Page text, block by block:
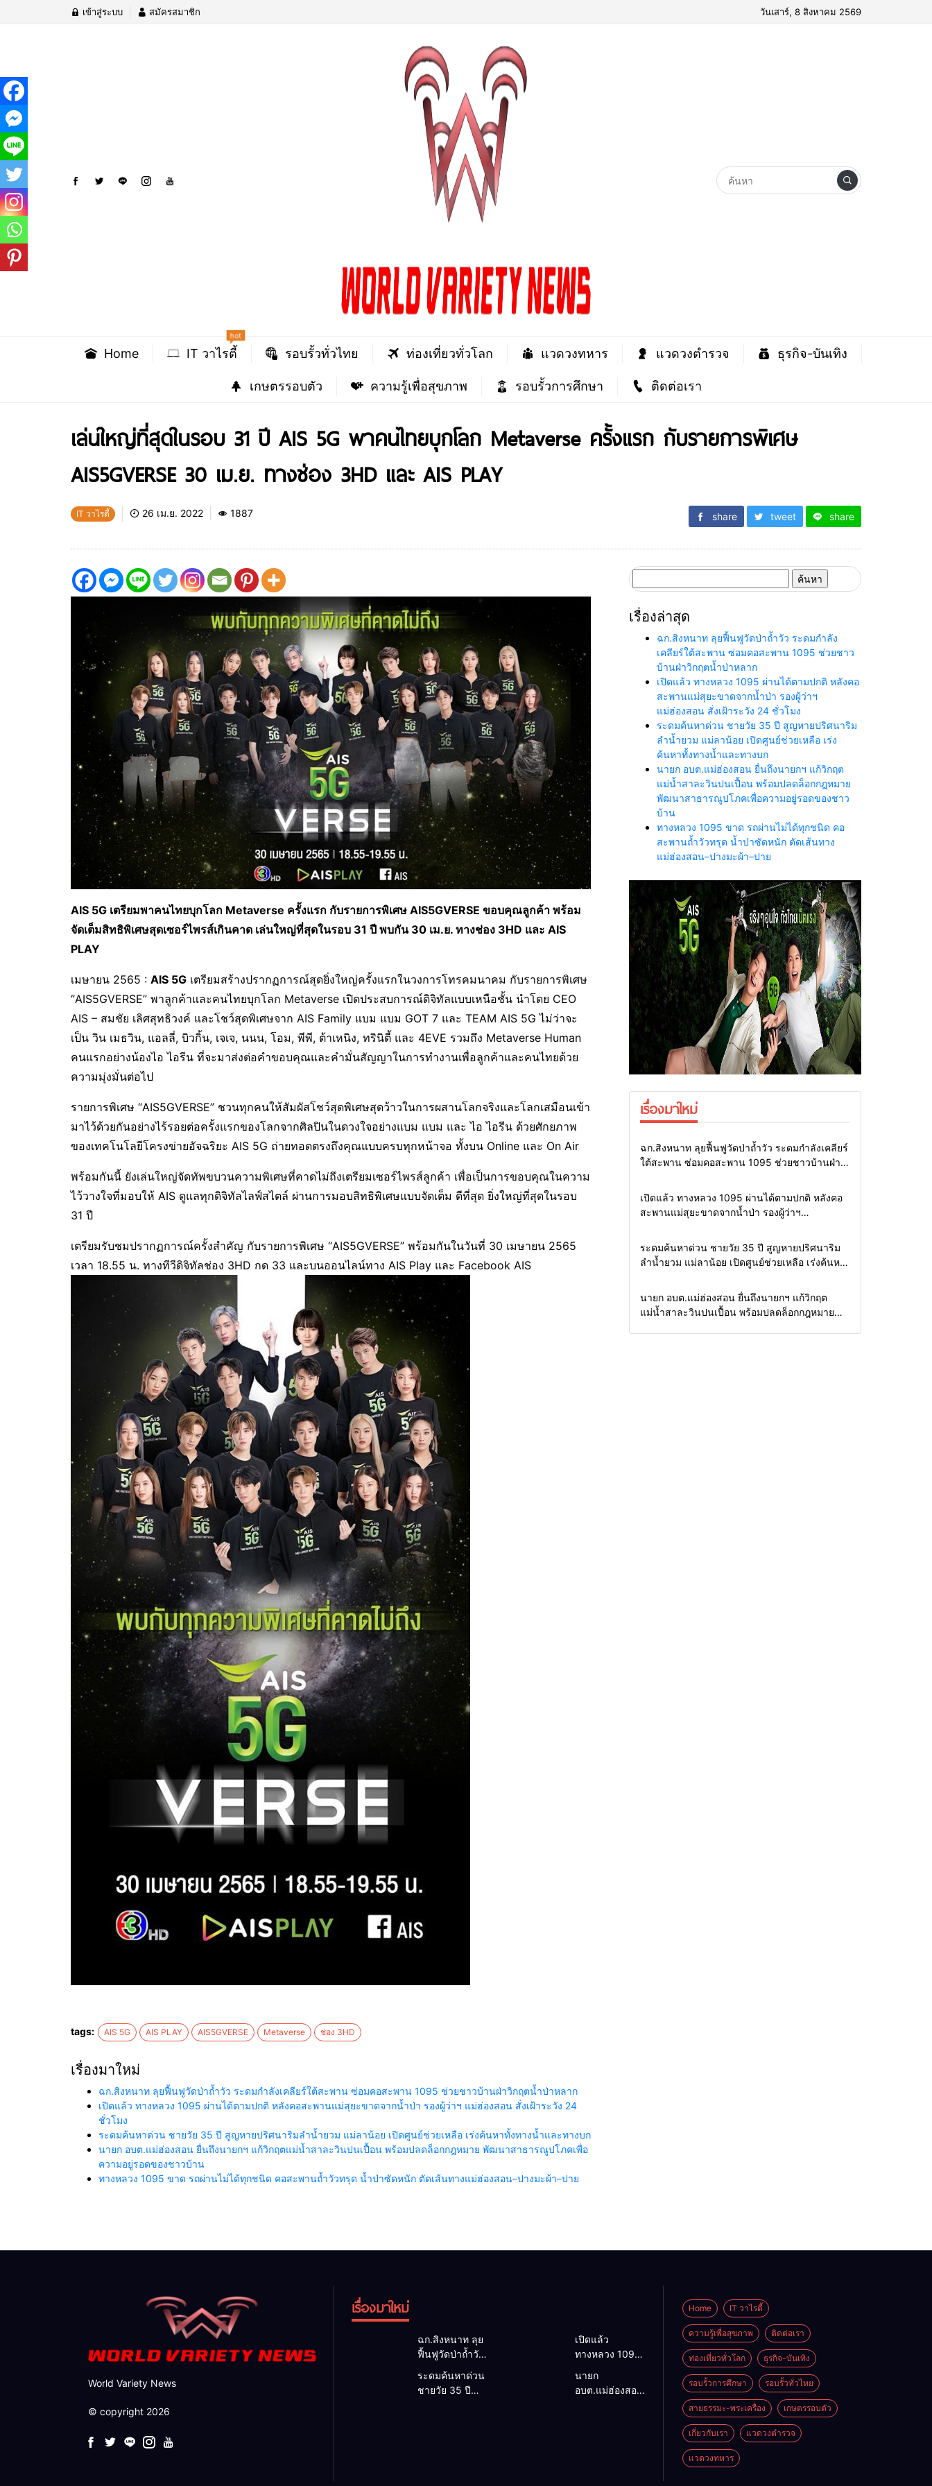
เข้าสู่ระบบ สมัครสมาชิก วันเสาร์, 8 สิงหาคม 2569
Home IT วาไรตี้
hot
รอบรั้วทั่วไทย ท่องเที่ยวทั่วโลก แวดวงทหาร แวดวงตำรวจ ธุรกิจ-บันเทิง
เกษตรรอบตัว ความรู้เพื่อสุขภาพ รอบรั้วการศึกษา ติดต่อเรา
เล่นใหญ่ที่สุดในรอบ 31 ปี AIS 5G พาคนไทยบุกโลก Metaverse ครั้งแรก กับรายการพิเศษ
AIS5GVERSE 30 เม.ย. ทางช่อง 3HD และ AIS PLAY
IT วาไรตี้ 26 เม.ย. 2022 1887 share tweet share
AIS 5G เตรียมพาคนไทยบุกโลก Metaverse ครั้งแรก กับรายการพิเศษ AIS5GVERSE ขอบคุณลูกค้า พร้อม
จัดเต็มสิทธิพิเศษสุดเซอร์ไพรส์เกินคาด เล่นใหญ่ที่สุดในรอบ 31 ปี พบกัน 30 เม.ย. ทางช่อง 3HD และ AIS
PLAY
เมษายน 2565 : AIS 5G เตรียมสร้างปรากฏการณ์สุดยิ่งใหญ่ครั้งแรกในวงการโทรคมนาคม กับรายการพิเศษ
“AIS5GVERSE” พาลูกค้าและคนไทยบุกโลก Metaverse เปิดประสบการณ์ดิจิทัลแบบเหนือชั้น นำโดย CEO
AIS – สมชัย เลิศสุทธิวงค์ และโชว์สุดพิเศษจาก AIS Family แบม แบม GOT 7 และ TEAM AIS 5G ไม่ว่าจะ
เป็น วิน เมธวิน, แอลลี่, บิวกิ้น, เจเจ, นนน, โอม, พีพี, ต้าเหนิง, ทรินิตี้ และ 4EVE รวมถึง Metaverse Human
คนแรกอย่างน้องไอ ไอรีน ที่จะมาส่งต่อคำขอบคุณและคำมั่นสัญญาในการทำงานเพื่อลูกค้าและคนไทยด้วย
ความมุ่งมั่นต่อไป
รายการพิเศษ “AIS5GVERSE” ชวนทุกคนให้สัมผัสโชว์สุดพิเศษสุดว้าวในการผสานโลกจริงและโลกเสมือนเข้า
มาไว้ด้วยกันอย่างไร้รอยต่อครั้งแรกของโลกจากศิลปินในดวงใจอย่างแบม แบม และ ไอ ไอรีน ด้วยศักยภาพ
ของเทคโนโลยีโครงข่ายอัจฉริยะ AIS 5G ถ่ายทอดตรงถึงคุณแบบครบทุกหน้าจอ ทั้งบน Online และ On Air
พร้อมกันนี้ ยังเล่นใหญ่จัดทัพขบวนความพิเศษที่คาดไม่ถึงเตรียมเซอร์ไพรส์ลูกค้า เพื่อเป็นการขอบคุณในความ
ไว้วางใจที่มอบให้ AIS ดูแลทุกดิจิทัลไลฟ์สไตล์ ผ่านการมอบสิทธิพิเศษแบบจัดเต็ม ดีที่สุด ยิ่งใหญ่ที่สุดในรอบ
31 ปี
เตรียมรับชมปรากฏการณ์ครั้งสำคัญ กับรายการพิเศษ “AIS5GVERSE” พร้อมกันในวันที่ 30 เมษายน 2565
เวลา 18.55 น. ทางทีวีดิจิทัลช่อง 3HD กด 33 และบนออนไลน์ทาง AIS Play และ Facebook AIS
tags: AIS 5G AIS PLAY AIS5GVERSE Metaverse ช่อง 3HD
เรื่องมาใหม่
ฉก.สิงหนาท ลุยฟื้นฟูวัดป่าถ้ำวัว ระดมกำลังเคลียร์ใต้สะพาน ซ่อมคอสะพาน 1095 ช่วยชาวบ้านฝ่าวิกฤตน้ำป่าหลาก
เปิดแล้ว ทางหลวง 1095 ผ่านได้ตามปกติ หลังคอสะพานแม่สุยะขาดจากน้ำป่า รองผู้ว่าฯ แม่ฮ่องสอน สั่งเฝ้าระวัง 24
ชั่วโมง
ระดมค้นหาด่วน ชายวัย 35 ปี สูญหายปริศนาริมลำน้ำยวม แม่ลาน้อย เปิดศูนย์ช่วยเหลือ เร่งค้นหาทั้งทางน้ำและทางบก
นายก อบต.แม่ฮ่องสอน ยื่นถึงนายกฯ แก้วิกฤตแม่น้ำสาละวินปนเปื้อน พร้อมปลดล็อกกฎหมาย พัฒนาสาธารณูปโภคเพื่อ
ความอยู่รอดของชาวบ้าน
ทางหลวง 1095 ขาด รถผ่านไม่ได้ทุกชนิด คอสะพานถ้ำวัวทรุด น้ำป่าซัดหนัก ตัดเส้นทางแม่ฮ่องสอน–ปางมะผ้า–ปาย
สำหรับ:
เรื่องล่าสุด
ฉก.สิงหนาท ลุยฟื้นฟูวัดป่าถ้ำวัว ระดมกำลัง
เคลียร์ใต้สะพาน ซ่อมคอสะพาน 1095 ช่วยชาว
บ้านฝ่าวิกฤตน้ำป่าหลาก
เปิดแล้ว ทางหลวง 1095 ผ่านได้ตามปกติ หลังคอ
สะพานแม่สุยะขาดจากน้ำป่า รองผู้ว่าฯ
แม่ฮ่องสอน สั่งเฝ้าระวัง 24 ชั่วโมง
ระดมค้นหาด่วน ชายวัย 35 ปี สูญหายปริศนาริม
ลำน้ำยวม แม่ลาน้อย เปิดศูนย์ช่วยเหลือ เร่ง
ค้นหาทั้งทางน้ำและทางบก
นายก อบต.แม่ฮ่องสอน ยื่นถึงนายกฯ แก้วิกฤต
แม่น้ำสาละวินปนเปื้อน พร้อมปลดล็อกกฎหมาย
พัฒนาสาธารณูปโภคเพื่อความอยู่รอดของชาว
บ้าน
ทางหลวง 1095 ขาด รถผ่านไม่ได้ทุกชนิด คอ
สะพานถ้ำวัวทรุด น้ำป่าซัดหนัก ตัดเส้นทาง
แม่ฮ่องสอน–ปางมะผ้า–ปาย
เรื่องมาใหม่
Home แวดวงทหาร
ฉก.สิงหนาท ลุยฟื้นฟูวัดป่าถ้ำวัว ระดมกำลังเคลียร์
ใต้สะพาน ซ่อมคอสะพาน 1095 ช่วยชาวบ้านฝ่า
Home รอบรั้วทั่วไทย
เปิดแล้ว ทางหลวง 1095 ผ่านได้ตามปกติ หลังคอ
สะพานแม่สุยะขาดจากน้ำป่า รองผู้ว่าฯ
Home รอบรั้วทั่วไทย
ระดมค้นหาด่วน ชายวัย 35 ปี สูญหายปริศนาริม
ลำน้ำยวม แม่ลาน้อย เปิดศูนย์ช่วยเหลือ เร่งค้นหา
Home รอบรั้วทั่วไทย
นายก อบต.แม่ฮ่องสอน ยื่นถึงนายกฯ แก้วิกฤต
แม่น้ำสาละวินปนเปื้อน พร้อมปลดล็อกกฎหมาย
World Variety News
© copyright 2026
เรื่องมาใหม่
ฉก.สิงหนาท ลุย
ฟื้นฟูวัดป่าถ้ำวัว
ระดมกำลัง
เคลียร์ใต้สะพาน
ซ่อมคอสะพาน
เปิดแล้ว
ทางหลวง 1095
หลังคอสะพาน
แม่สุยะขาดจาก
ระดมค้นหาด่วน
ชายวัย 35 ปี
นายก
อบต.แม่ฮ่องสอน
Home IT วาไรตี้
ความรู้เพื่อสุขภาพ ติดต่อเรา
ท่องเที่ยวทั่วโลก ธุรกิจ-บันเทิง
รอบรั้วการศึกษา รอบรั้วทั่วไทย
สายธรรมะ-พระเครื่อง เกษตรรอบตัว
เกี่ยวกับเรา แวดวงตำรวจ
แวดวงทหาร